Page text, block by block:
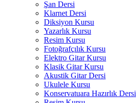
Şan Dersi
Klarnet Dersi
Diksiyon Kursu
Yazarlık Kursu
Resim Kursu
Fotoğrafçılık Kursu
Elektro Gitar Kursu
Klasik Gitar Kursu
Akustik Gitar Dersi
Ukulele Kursu
Konservatuara Hazırlık Dersi